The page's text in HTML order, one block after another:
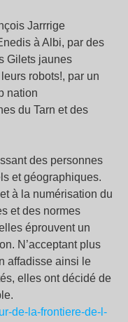
Jarrrige
à Albi, par des
Gilets jaunes
robots!, par un
nation
du Tarn et des
des personnes
et géographiques.
à la numérisation du
et des normes
éprouvent un
N’acceptant plus
affadisse ainsi le
elles ont décidé de
de-la-frontiere-de-l-